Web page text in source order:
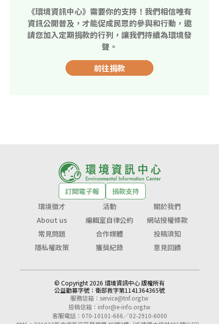
《環境資訊中心》需要你的支持！我們相信唯有
資訊公開普及，才能促成民眾的參與和行動，邀
請您加入定期捐款的行列，讓我們持續為環境發
聲。
前往捐款
訂閱電子報
捐款支持
環境徵才
活動
關於我們
About us
編輯室自律公約
網站授權條款
常見問題
合作媒體
投稿須知
隱私權政策
獲獎紀錄 意見回饋
© Copyright 2026 環境資訊中心 版權所有
公益勸募字號： 衛部救字第1141364365號
服務信箱： service@tnf.org.tw
投稿信箱： infor@e-info.org.tw
客服電話：070-10101-666／02-2910-6000